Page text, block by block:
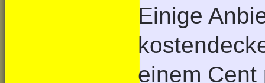
Einige
einem Cent